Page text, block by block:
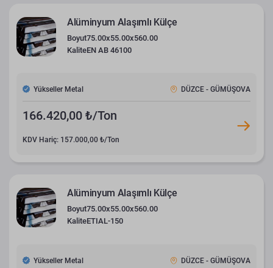
Alüminyum Alaşımlı Külçe
Boyut75.00x55.00x560.00
KaliteEN AB 46100
Yükseller Metal DÜZCE - GÜMÜŞOVA
166.420,00 ₺/Ton
KDV Hariç: 157.000,00 ₺/Ton
Alüminyum Alaşımlı Külçe
Boyut75.00x55.00x560.00
KaliteETIAL-150
Yükseller Metal DÜZCE - GÜMÜŞOVA